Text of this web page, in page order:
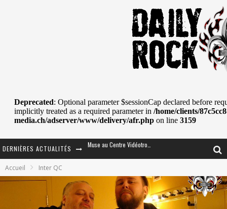
DERNIÈRES ACTUALITÉS Journey et Toto au Centre Bell
La Tragédie sort de la nouvelle musique
Accueil Inter QC